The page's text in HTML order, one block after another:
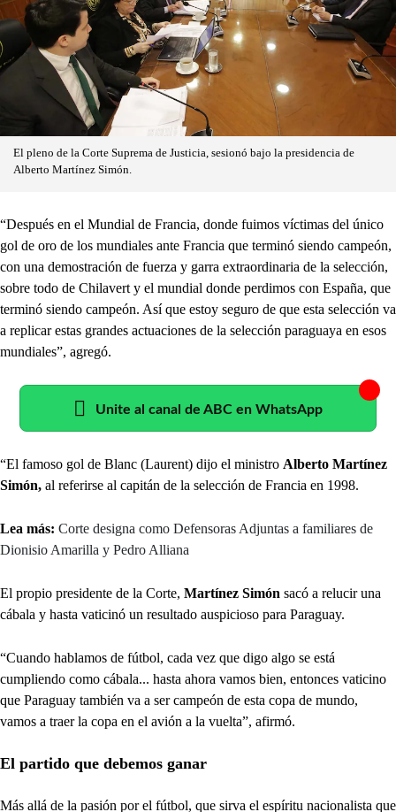
El pleno de la Corte Suprema de Justicia, sesionó bajo la presidencia de
Alberto Martínez Simón.
“Después en el Mundial de Francia, donde fuimos víctimas del único
gol de oro de los mundiales ante Francia que terminó siendo campeón,
con una demostración de fuerza y garra extraordinaria de la selección,
sobre todo de Chilavert y el mundial donde perdimos con España, que
terminó siendo campeón. Así que estoy seguro de que esta selección va
a replicar estas grandes actuaciones de la selección paraguaya en esos
mundiales”, agregó.
Unite al canal de ABC en WhatsApp
“El famoso gol de Blanc (Laurent) dijo el ministro Alberto Martínez
Simón, al referirse al capitán de la selección de Francia en 1998.
Lea más: Corte designa como Defensoras Adjuntas a familiares de
Dionisio Amarilla y Pedro Alliana
El propio presidente de la Corte, Martínez Simón sacó a relucir una
cábala y hasta vaticinó un resultado auspicioso para Paraguay.
“Cuando hablamos de fútbol, cada vez que digo algo se está
cumpliendo como cábala... hasta ahora vamos bien, entonces vaticino
que Paraguay también va a ser campeón de esta copa de mundo,
vamos a traer la copa en el avión a la vuelta”, afirmó.
El partido que debemos ganar
Más allá de la pasión por el fútbol, que sirva el espíritu nacionalista que